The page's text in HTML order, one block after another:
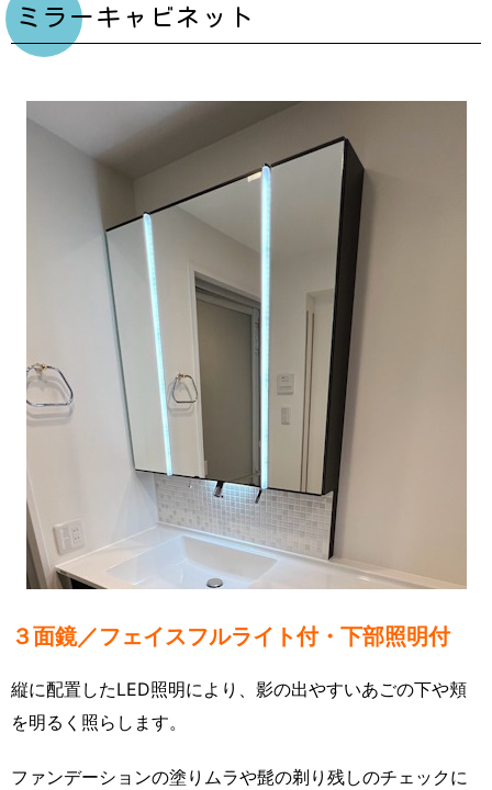
ミラーキャビネット
３面鏡／フェイスフルライト付・下部照明付
縦に配置したLED照明により、影の出やすいあごの下や頬
を明るく照らします。
ファンデーションの塗りムラや髭の剃り残しのチェックに